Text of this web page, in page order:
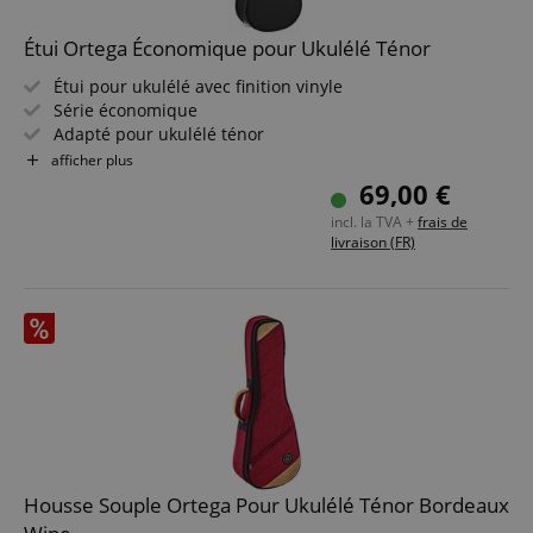
Étui Ortega Économique pour Ukulélé Ténor
Étui pour ukulélé avec finition vinyle
Série économique
Adapté pour ukulélé ténor
Flat-Top
Doublure intérieure en velours couleur café
Compartiment pratique pour accessoires
afficher plus
69,00 €
incl. la TVA + frais de
livraison (FR)
Housse Souple Ortega Pour Ukulélé Ténor Bordeaux
Fonctionnalité
Les cookies strictement nécessaires permettent des
fonctionnalités de base du site Web telles que la
connexion des utilisateurs et la gestion des
comptes. Le site Web ne peut pas être utilisé
correctement sans les cookies strictement
nécessaires.
Fournisseur /
Domaine
CookieScript